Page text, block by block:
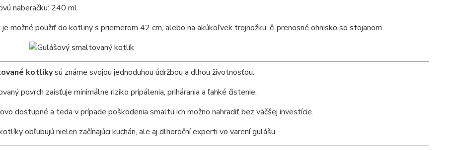
naberačku: 240 ml
je možné použiť do kotliny s priemerom 42 cm, alebo na akúkoľvek trojnožku, či prenosné ohnisko so stojanom.
kotlíkysú známe svojou jednoduhou údržbou a dlhou životnosťou.
povrch zaisťuje minimálne riziko pripálenia, prihárania a ľahké čistenie.
dostupné a teda v prípade poškodenia smaltu ich možno nahradiť bez väčšej investície.
obľubujú nielen začínajúci kuchári, ale aj dlhoroční experti vo varení gulášu.